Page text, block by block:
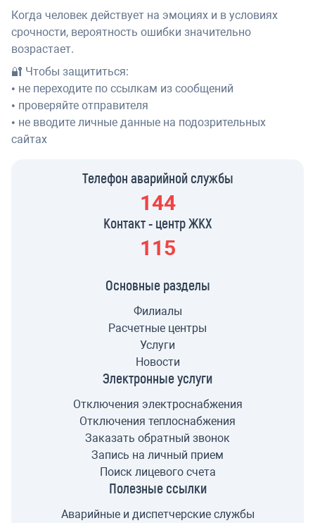
Когда человек действует на эмоциях и в условиях
срочности, вероятность ошибки значительно
возрастает.
🔐 Чтобы защититься:
• не переходите по ссылкам из сообщений
• проверяйте отправителя
• не вводите личные данные на подозрительных
сайтах
Телефон аварийной службы
144
Контакт - центр ЖКХ
115
Основные разделы
Филиалы
Расчетные центры
Услуги
Новости
Электронные услуги
Отключения электроснабжения
Отключения теплоснабжения
Заказать обратный звонок
Запись на личный прием
Поиск лицевого счета
Полезные ссылки
Аварийные и диспетчерские службы